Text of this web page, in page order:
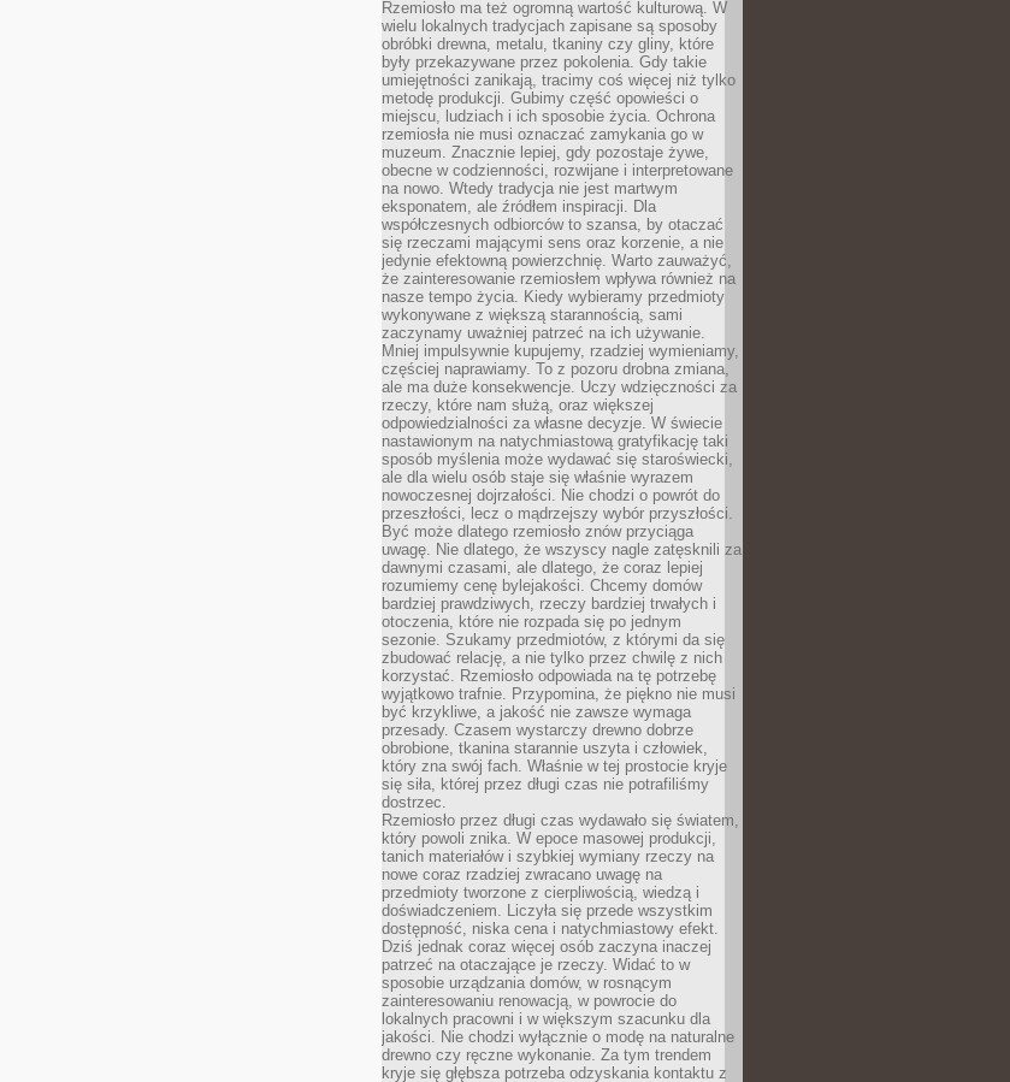
Rzemiosło ma też ogromną wartość kulturową. W
wielu lokalnych tradycjach zapisane są sposoby
obróbki drewna, metalu, tkaniny czy gliny, które
były przekazywane przez pokolenia. Gdy takie
umiejętności zanikają, tracimy coś więcej niż tylko
metodę produkcji. Gubimy część opowieści o
miejscu, ludziach i ich sposobie życia. Ochrona
rzemiosła nie musi oznaczać zamykania go w
muzeum. Znacznie lepiej, gdy pozostaje żywe,
obecne w codzienności, rozwijane i interpretowane
na nowo. Wtedy tradycja nie jest martwym
eksponatem, ale źródłem inspiracji. Dla
współczesnych odbiorców to szansa, by otaczać
się rzeczami mającymi sens oraz korzenie, a nie
jedynie efektowną powierzchnię. Warto zauważyć,
że zainteresowanie rzemiosłem wpływa również na
nasze tempo życia. Kiedy wybieramy przedmioty
wykonywane z większą starannością, sami
zaczynamy uważniej patrzeć na ich używanie.
Mniej impulsywnie kupujemy, rzadziej wymieniamy,
częściej naprawiamy. To z pozoru drobna zmiana,
ale ma duże konsekwencje. Uczy wdzięczności za
rzeczy, które nam służą, oraz większej
odpowiedzialności za własne decyzje. W świecie
nastawionym na natychmiastową gratyfikację taki
sposób myślenia może wydawać się staroświecki,
ale dla wielu osób staje się właśnie wyrazem
nowoczesnej dojrzałości. Nie chodzi o powrót do
przeszłości, lecz o mądrzejszy wybór przyszłości.
Być może dlatego rzemiosło znów przyciąga
uwagę. Nie dlatego, że wszyscy nagle zatęsknili za
dawnymi czasami, ale dlatego, że coraz lepiej
rozumiemy cenę bylejakości. Chcemy domów
bardziej prawdziwych, rzeczy bardziej trwałych i
otoczenia, które nie rozpada się po jednym
sezonie. Szukamy przedmiotów, z którymi da się
zbudować relację, a nie tylko przez chwilę z nich
korzystać. Rzemiosło odpowiada na tę potrzebę
wyjątkowo trafnie. Przypomina, że piękno nie musi
być krzykliwe, a jakość nie zawsze wymaga
przesady. Czasem wystarczy drewno dobrze
obrobione, tkanina starannie uszyta i człowiek,
który zna swój fach. Właśnie w tej prostocie kryje
się siła, której przez długi czas nie potrafiliśmy
dostrzec.
Rzemiosło przez długi czas wydawało się światem,
który powoli znika. W epoce masowej produkcji,
tanich materiałów i szybkiej wymiany rzeczy na
nowe coraz rzadziej zwracano uwagę na
przedmioty tworzone z cierpliwością, wiedzą i
doświadczeniem. Liczyła się przede wszystkim
dostępność, niska cena i natychmiastowy efekt.
Dziś jednak coraz więcej osób zaczyna inaczej
patrzeć na otaczające je rzeczy. Widać to w
sposobie urządzania domów, w rosnącym
zainteresowaniu renowacją, w powrocie do
lokalnych pracowni i w większym szacunku dla
jakości. Nie chodzi wyłącznie o modę na naturalne
drewno czy ręczne wykonanie. Za tym trendem
kryje się głębsza potrzeba odzyskania kontaktu z